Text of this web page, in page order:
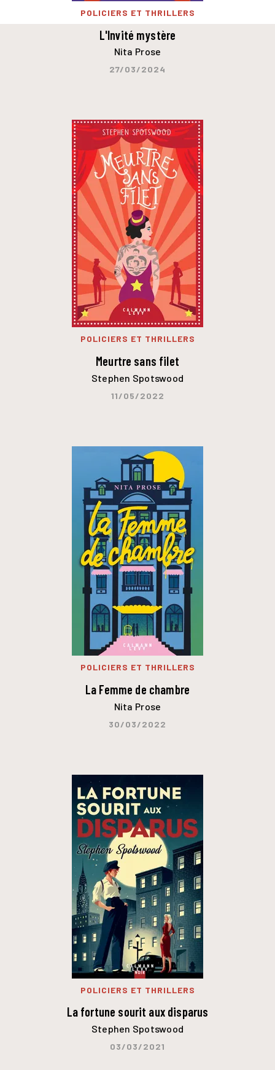
POLICIERS ET THRILLERS
L'Invité mystère
Nita Prose
27/03/2024
POLICIERS ET THRILLERS
Meurtre sans filet
Stephen Spotswood
11/05/2022
POLICIERS ET THRILLERS
La Femme de chambre
Nita Prose
30/03/2022
POLICIERS ET THRILLERS
La fortune sourit aux disparus
Stephen Spotswood
03/03/2021